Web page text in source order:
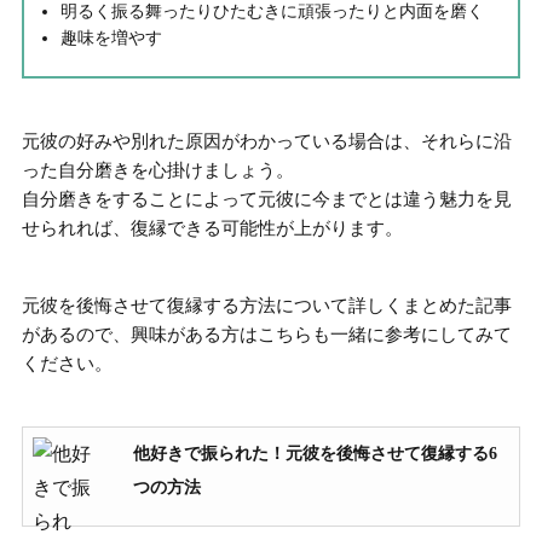
明るく振る舞ったりひたむきに頑張ったりと内面を磨く
趣味を増やす
元彼の好みや別れた原因がわかっている場合は、 それらに沿
った自分磨きを心掛けましょう 。
自分磨きをすることによって元彼に今までとは違う魅力を見
せられれば、復縁できる可能性が上がります。
元彼を後悔させて復縁する方法について詳しくまとめた記事
があるので、興味がある方はこちらも一緒に参考にしてみて
ください。
他好きで振られた！元彼を後悔させて復縁する6
つの方法